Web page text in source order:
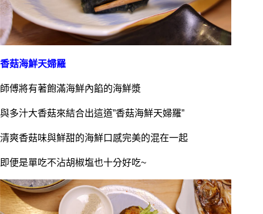
香菇海鮮天婦羅
師傅將有著飽滿海鮮內餡的海鮮漿
與多汁大香菇來結合出這道”香菇海鮮天婦羅”
清爽香菇味與鮮甜的海鮮口感完美的混在一起
即便是單吃不沾胡椒塩也十分好吃~